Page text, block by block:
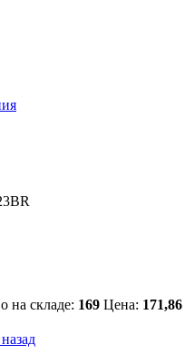
на складе: 169 Цена: 171,86